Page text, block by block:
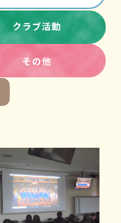
クラブ活動
その他